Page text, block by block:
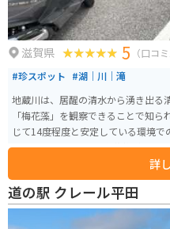
滋賀県 5 （口コ
#珍スポット #湖｜川｜滝
地蔵川は、居醒の清水から湧き出る
「梅花藻」を観察できることで知
じて14度程度と安定している環境
川に8月下旬ころまで梅花藻が咲い
にも選ばれています。また、この地
もあります。旧街道沿いを散策途中
詳
道の駅 クレール平田